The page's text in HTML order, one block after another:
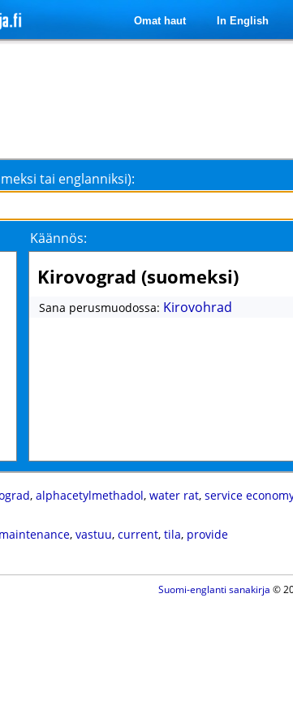
Omat haut In English
tai englanniksi):
Käännös:
Kirovograd (suomeksi)
Sana perusmuodossa: Kirovohrad
, alphacetylmethadol, water rat, service
maintenance, vastuu, current, tila, provide
Suomi-englanti sanakirja ©